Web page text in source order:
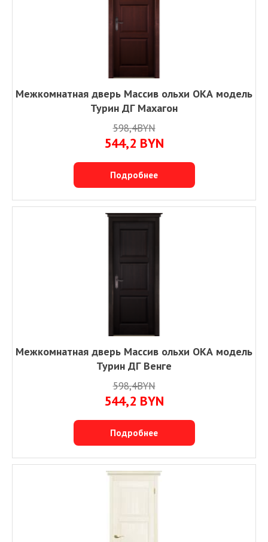
Межкомнатная дверь Массив ольхи ОКА модель
Турин ДГ Махагон
598,4BYN
544,2 BYN
Подробнее
Межкомнатная дверь Массив ольхи ОКА модель
Турин ДГ Венге
598,4BYN
544,2 BYN
Подробнее